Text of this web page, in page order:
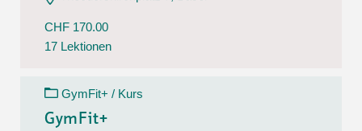
CHF 170.00
17 Lektionen
GymFit+ / Kurs
GymFit+